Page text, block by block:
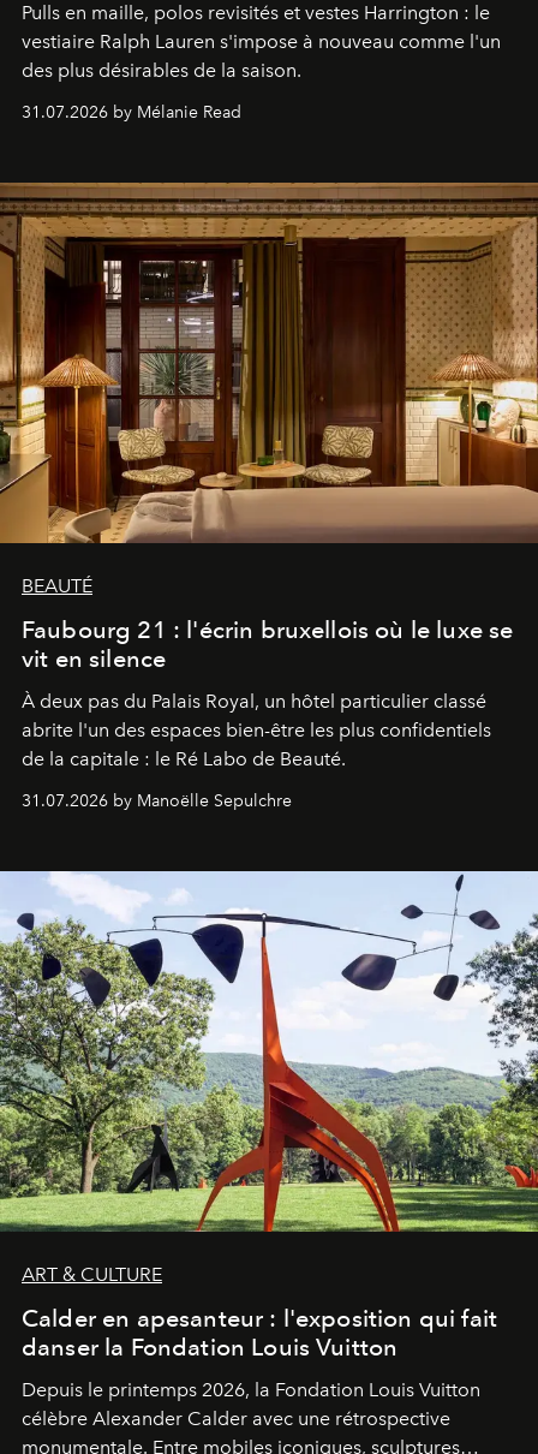
Pulls en maille, polos revisités et vestes Harrington : le
vestiaire Ralph Lauren s'impose à nouveau comme l'un
des plus désirables de la saison.
31.07.2026 by Mélanie Read
BEAUTÉ
Faubourg 21 : l'écrin bruxellois où le luxe se
vit en silence
À deux pas du Palais Royal, un hôtel particulier classé
abrite l'un des espaces bien-être les plus confidentiels
de la capitale : le Ré Labo de Beauté.
31.07.2026 by Manoëlle Sepulchre
ART & CULTURE
Calder en apesanteur : l'exposition qui fait
danser la Fondation Louis Vuitton
Depuis le printemps 2026, la Fondation Louis Vuitton
célèbre Alexander Calder avec une rétrospective
monumentale. Entre mobiles iconiques, sculptures